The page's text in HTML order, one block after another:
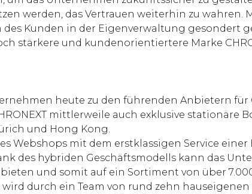
werden, das Vertrauen weiterhin zu
Kunden in der Eigenverwaltung gesondert
stärkere und kundenorientiertere Marke
heute zu den führenden Anbietern
mittlerweile auch exklusive
und Hong Kong.
Webshops mit dem erstklassigen Service
des hybriden Geschäftsmodells kann das
und somit auf ein Sortiment von über
wird durch ein Team von rund zehn